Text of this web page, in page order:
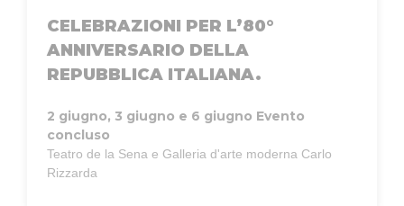
CELEBRAZIONI PER L’80°
ANNIVERSARIO DELLA
REPUBBLICA ITALIANA.
2 giugno, 3 giugno e 6 giugno Evento
concluso
Teatro de la Sena e Galleria d'arte moderna Carlo
Rizzarda